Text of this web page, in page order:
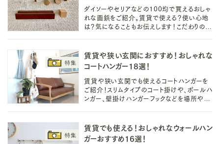
ダイソーやセリアなどの100均で買えるおしゃ
れな画鋲をご紹介。賃貸で使える？使い心地
は？気になることもお伝えします！こだわりのお
賃貸や狭い玄関におすすめ！おしゃれな
コートハンガー18選！
賃貸や狭い玄関でも使えるコートハンガーを
ご紹介！スリムタイプのコート掛けや、ポールハ
ンガー、壁掛けハンガーフックなどを場所や目
賃貸でも使える！おしゃれなウォールハン
ガーおすすめ16選！